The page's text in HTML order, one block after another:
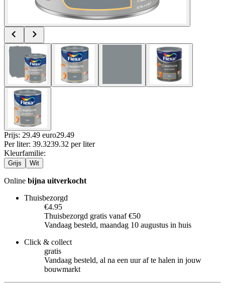
Prijs: 29.49 euro29.49
Per liter: 39.3239.32 per liter
Kleurfamilie:
Grijs Wit
Online bijna uitverkocht
Thuisbezorgd
€4.95
Thuisbezorgd gratis vanaf €50
Vandaag besteld, maandag 10 augustus in huis
Click & collect
gratis
Vandaag besteld, al na een uur af te halen in jouw
bouwmarkt